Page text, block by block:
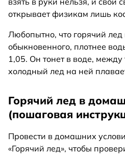
открывает физикам лишь
Любопытно, что горячий лед
обыкновенного, плотнее
1,05. Он тонет в воде,
холодный лед на ней
Горячий лед в
(пошаговая
Провести в домашних
«Горячий лед», чтобы